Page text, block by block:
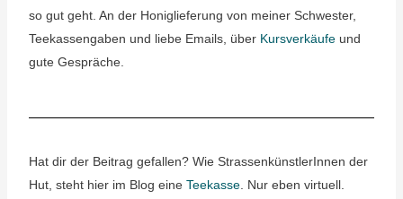
so gut geht. An der Honiglieferung von meiner Schwester,
Teekassengaben und liebe Emails, über Kursverkäufeund
gute Gespräche.
Hat dir der Beitrag gefallen? Wie StrassenkünstlerInnen der
Hut, steht hier im Blog eine Teekasse. Nur eben virtuell.